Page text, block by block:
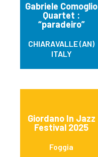
Gabriele Comoglio
Quartet :
“paradeiro”
CHIARAVALLE (AN)
ITALY
Giordano In Jazz
Festival 2025
Foggia